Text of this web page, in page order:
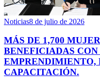
Noticias8 de julio de 2026
MÁS DE 1,700
BENEFICIADAS
CAPACITACIÓN.